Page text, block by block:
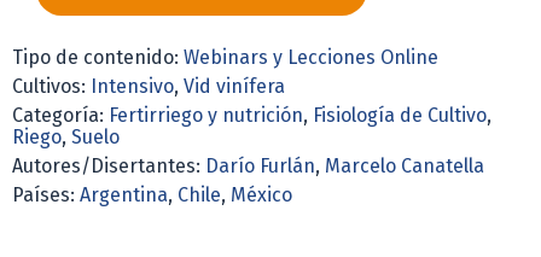
Tipo de contenido: Webinars y Lecciones Online
Cultivos: Intensivo, Vid vinífera
Categoría: Fertirriego y nutrición, Fisiología de Cultivo,
Riego, Suelo
Autores/Disertantes: Darío Furlán, Marcelo Canatella
Países: Argentina, Chile, México